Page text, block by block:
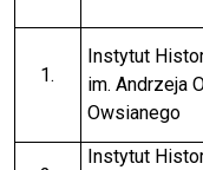
Instytut
im. Andrzeja
Owsianego
Instytut